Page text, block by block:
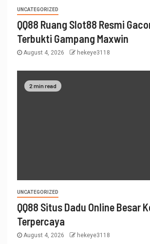
UNCATEGORIZED
QQ88 Ruang Slot88 Resmi
Terbukti Gampang Maxwin
August 4, 2026 hekeye3118
2 min read
UNCATEGORIZED
QQ88 Situs Dadu Online Besar
Terpercaya
August 4, 2026 hekeye3118